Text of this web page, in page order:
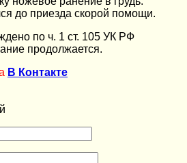
до приезда скорой помощи.
по ч. 1 ст. 105 УК РФ
продолжается.
В Контакте